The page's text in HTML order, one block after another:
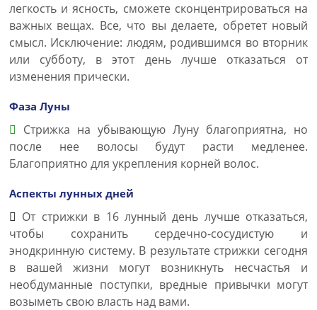
легкость и ясность, сможете сконцентрироваться на
важных вещах. Все, что вы делаете, обретет новый
смысл. Исключение: людям, родившимся во вторник
или субботу, в этот день лучше отказаться от
изменения прически.
Фаза Луны
Стрижка на убывающую Луну благоприятна, но
после нее волосы будут расти медленее.
Благоприятно для укрепления корней волос.
Аспекты лунных дней
От стрижки в 16 лунный день лучше отказаться,
чтобы сохранить сердечно-сосудистую и
энодкринную систему. В результате стрижки сегодня
в вашей жизни могут возникнуть несчастья и
необдуманные поступки, вредные привычки могут
возыметь свою власть над вами.